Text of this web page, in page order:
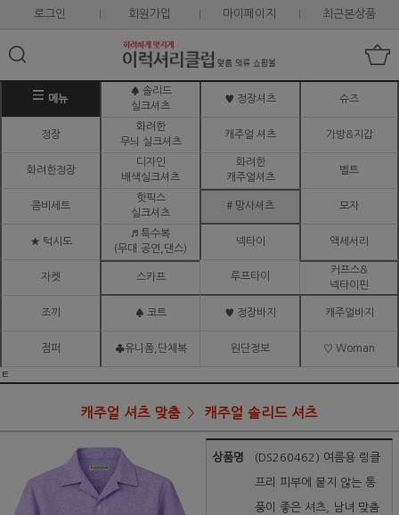
로그인 회원가입 마이페이지 최근본상품
메뉴
♠ 솔리드
실크셔츠
♥ 정장셔츠 슈즈
정장
화려한
무늬 실크셔츠
캐주얼 셔츠 가방&지갑
화려한정장
디자인
배색실크셔츠
화려한
캐주얼셔츠
벨트
콤비세트
핫픽스
실크셔츠
# 망사셔츠 모자
★ 턱시도
♬ 특수복
(무대.공연,댄스)
넥타이 액세서리
자켓 스카프 루프타이
커프스&
넥타이핀
조끼 ♠ 코트 ♥ 정장바지 캐주얼바지
점퍼 ♣유니폼,단체복 원단정보 ♡ Woman
ㅌ
캐주얼 셔츠 맞춤 캐주얼 솔리드 셔츠
상품명 (DS260462) 여름용 링클
프리 피부에 붙지 않는 통
풍이 좋은 셔츠, 남녀 맞춤